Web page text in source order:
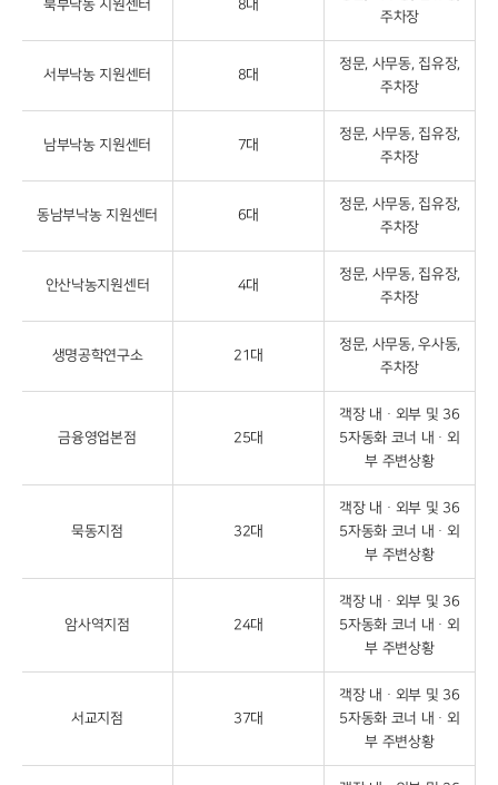
북부낙농 지원센터 8대
주차장
서부낙농 지원센터 8대
정문, 사무동, 집유장,
주차장
남부낙농 지원센터 7대
정문, 사무동, 집유장,
주차장
동남부낙농 지원센터 6대
정문, 사무동, 집유장,
주차장
안산낙농지원센터 4대
정문, 사무동, 집유장,
주차장
생명공학연구소 21대
정문, 사무동, 우사동,
주차장
금융영업본점 25대
객장 내ᆞ외부 및 36
5자동화 코너 내ᆞ외
부 주변상황
묵동지점 32대
객장 내ᆞ외부 및 36
5자동화 코너 내ᆞ외
부 주변상황
암사역지점 24대
객장 내ᆞ외부 및 36
5자동화 코너 내ᆞ외
부 주변상황
서교지점 37대
객장 내ᆞ외부 및 36
5자동화 코너 내ᆞ외
부 주변상황